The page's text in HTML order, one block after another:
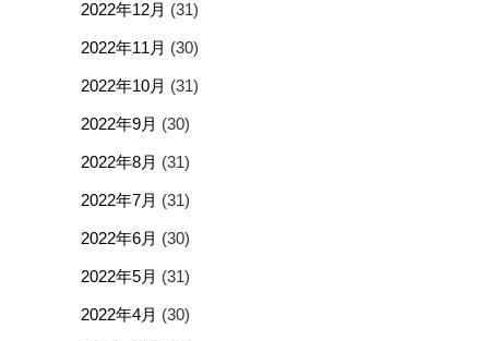
2022年12月 (31)
2022年11月 (30)
2022年10月 (31)
2022年9月 (30)
2022年8月 (31)
2022年7月 (31)
2022年6月 (30)
2022年5月 (31)
2022年4月 (30)